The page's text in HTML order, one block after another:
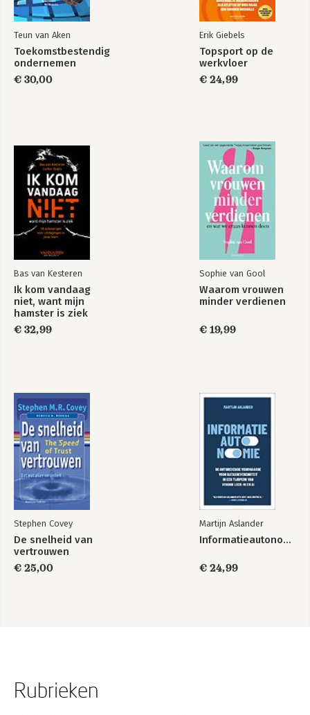
Bekijk alle boeken
Teun van Aken
Toekomstbestendig
ondernemen
€ 30,00
Erik Giebels
Topsport op de
werkvloer
€ 24,99
Bas van Kesteren
Ik kom vandaag
niet, want mijn
hamster is ziek
€ 32,99
Sophie van Gool
Waarom vrouwen
minder verdienen
€ 19,99
Stephen Covey
De snelheid van
vertrouwen
€ 25,00
Martijn Aslander
Informatieautonomie
€ 24,99
Rubrieken